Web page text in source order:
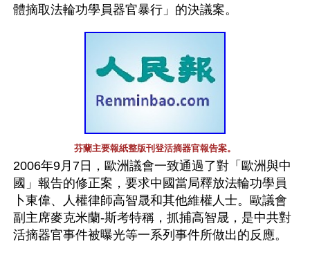
體摘取法輪功學員器官暴行」的決議案。
芬蘭主要報紙整版刊登活摘器官報告案。
2006年9月7日，歐洲議會一致通過了對「歐洲與中
國」報告的修正案，要求中國當局釋放法輪功學員
卜東偉、人權律師高智晟和其他維權人士。歐議會
副主席麥克米蘭-斯考特稱，抓捕高智晟，是中共對
活摘器官事件被曝光等一系列事件所做出的反應。